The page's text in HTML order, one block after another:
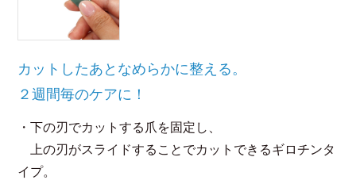
カットしたあとなめらかに整える。
２週間毎のケアに！
・下の刃でカットする爪を固定し、
上の刃がスライドすることでカットできるギロチンタ
イプ。